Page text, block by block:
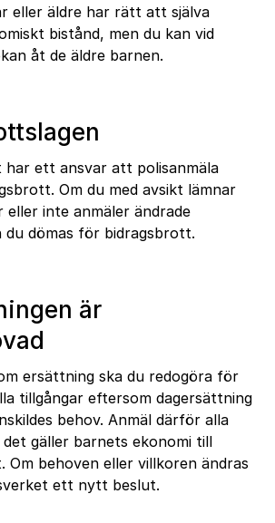
eller äldre har rätt att själva
bistånd, men du kan vid
åt de äldre barnen.
har ett ansvar att polisanmäla
Om du med avsikt lämnar
inte anmäler ändrade
du dömas för bidragsbrott.
är
ersättning ska du redogöra för
tillgångar eftersom dagersättning
behov. Anmäl därför alla
gäller barnets ekonomi till
Om behoven eller villkoren ändras
ett nytt beslut.